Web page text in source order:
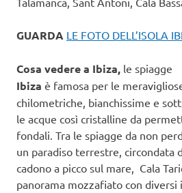
GUARDA LE FOTO DELL’ISOLA
Cosa vedere a Ibiza, le spiagge
Ibiza è famosa per le
chilometriche, bianchissime e
le acque così cristalline da
fondali. Tra le spiagge da non
un paradiso terrestre, circondata
cadono a picco sul mare, Cala
panorama mozzafiato con